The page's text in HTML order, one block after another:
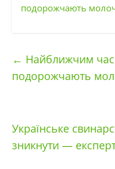
подорожчають
← Найближчим
подорожчають
Українське
зникнути —